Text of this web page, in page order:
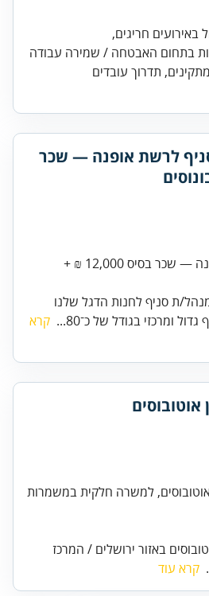
בתחום האבטחה / שמירה עבודה
תדרוך עובדים
לרשת אופנה — שכר
מנהל/ת סניף לרשת אופנה — שכר בסיס 12,000 ₪ +
ת סניף לחנות הדגל שלנו
ומרכזי בגודל של כ־80...
קרא
למשרה חלקית במשמרות
באזור ירושלים / המרכז
קרא עוד